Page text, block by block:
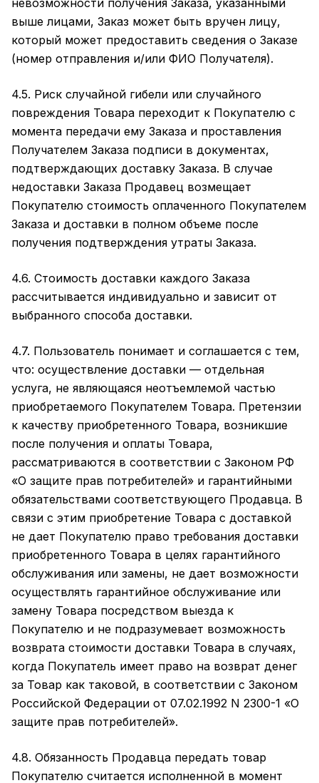
невозможности получения Заказа, указанными
выше лицами, Заказ может быть вручен лицу,
который может предоставить сведения о Заказе
(номер отправления и/или ФИО Получателя).
4.5. Риск случайной гибели или случайного
повреждения Товара переходит к Покупателю с
момента передачи ему Заказа и проставления
Получателем Заказа подписи в документах,
подтверждающих доставку Заказа. В случае
недоставки Заказа Продавец возмещает
Покупателю стоимость оплаченного Покупателем
Заказа и доставки в полном объеме после
получения подтверждения утраты Заказа.
4.6. Стоимость доставки каждого Заказа
рассчитывается индивидуально и зависит от
выбранного способа доставки.
4.7. Пользователь понимает и соглашается с тем,
что: осуществление доставки — отдельная
услуга, не являющаяся неотъемлемой частью
приобретаемого Покупателем Товара. Претензии
к качеству приобретенного Товара, возникшие
после получения и оплаты Товара,
рассматриваются в соответствии с Законом РФ
«О защите прав потребителей» и гарантийными
обязательствами соответствующего Продавца. В
связи с этим приобретение Товара с доставкой
не дает Покупателю право требования доставки
приобретенного Товара в целях гарантийного
обслуживания или замены, не дает возможности
осуществлять гарантийное обслуживание или
замену Товара посредством выезда к
Покупателю и не подразумевает возможность
возврата стоимости доставки Товара в случаях,
когда Покупатель имеет право на возврат денег
за Товар как таковой, в соответствии с Законом
Российской Федерации от 07.02.1992 N 2300-1 «О
защите прав потребителей».
4.8. Обязанность Продавца передать товар
Покупателю считается исполненной в момент